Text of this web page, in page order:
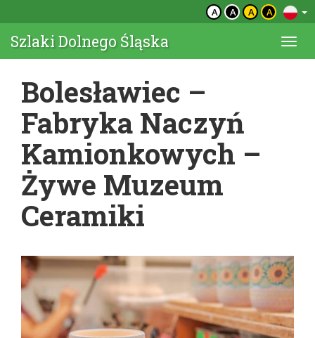
A A A A
Szlaki Dolnego Śląska
Bolesławiec –
Fabryka Naczyń
Kamionkowych –
Żywe Muzeum
Ceramiki